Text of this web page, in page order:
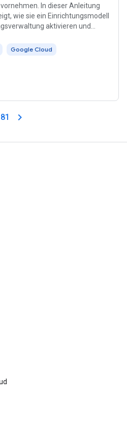
In dieser Anleitung
wie sie ein Einrichtungsmodell
aktivieren und
Google Cloud
81